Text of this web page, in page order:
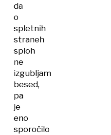
da
o
spletnih
straneh
sploh
ne
izgubljam
besed,
pa
je
eno
sporočilo